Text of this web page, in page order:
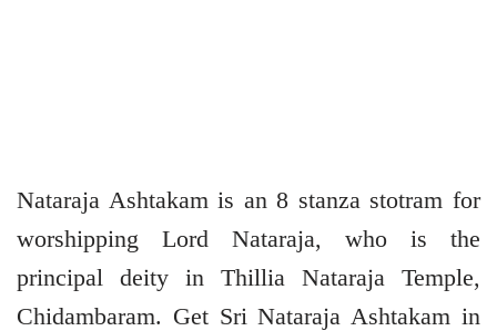
Nataraja Ashtakam is an 8 stanza stotram for
worshipping Lord Nataraja, who is the
principal deity in Thillia Nataraja Temple,
Chidambaram. Get Sri Nataraja Ashtakam in